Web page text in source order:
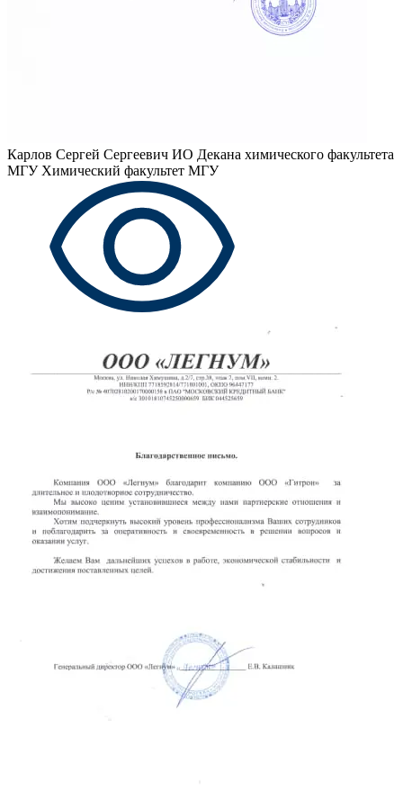
Карлов Сергей Сергеевич ИО Декана химического факультета
МГУ Химический факультет МГУ